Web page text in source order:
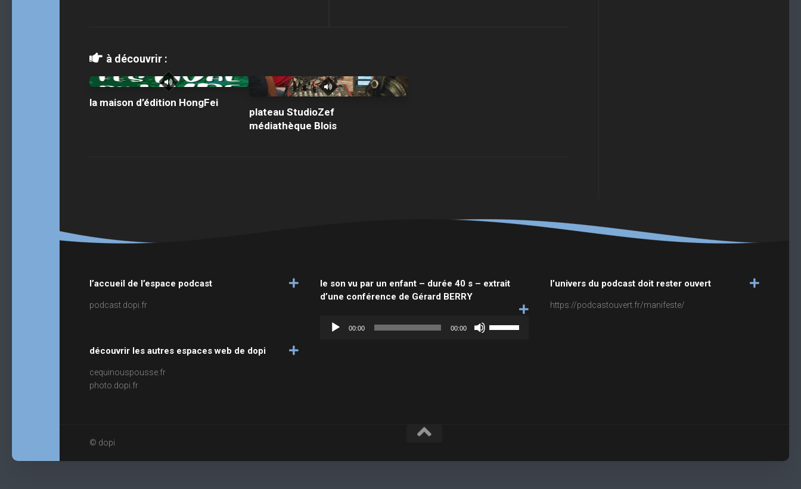
à découvrir :
la maison d’édition HongFei
plateau StudioZef
médiathèque Blois
l’accueil de l’espace podcast
podcast.dopi.fr
découvrir les autres espaces web de dopi
cequinouspousse.fr
photo.dopi.fr
le son vu par un enfant – durée 40 s – extrait
d’une conférence de Gérard BERRY
audio
00:00 00:00
l’univers du podcast doit rester ouvert
https://podcastouvert.fr/manifeste/
© dopi